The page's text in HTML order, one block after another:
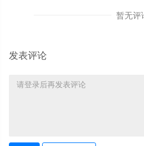
暂无评
发表评论